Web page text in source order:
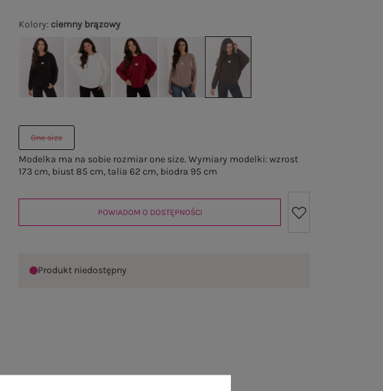
Kolory: ciemny brązowy
One size
Modelka ma na sobie rozmiar one size. Wymiary modelki: wzrost
173 cm, biust 85 cm, talia 62 cm, biodra 95 cm
POWIADOM O DOSTĘPNOŚCI
Produkt niedostępny